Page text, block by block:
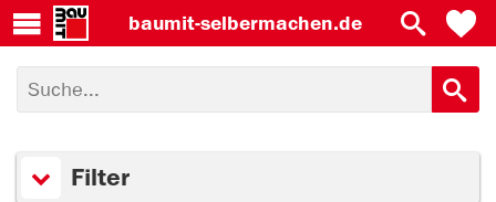
baumit-selbermachen.de
Filter